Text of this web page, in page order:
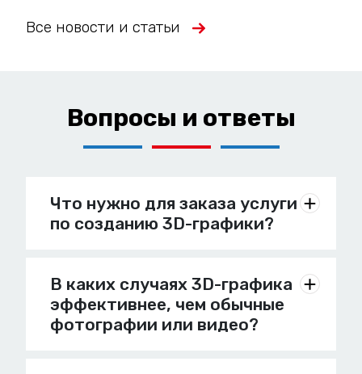
Все новости и статьи
Вопросы и ответы
Что нужно для заказа услуги
по созданию 3D-графики?
В каких случаях 3D-графика
эффективнее, чем обычные
фотографии или видео?